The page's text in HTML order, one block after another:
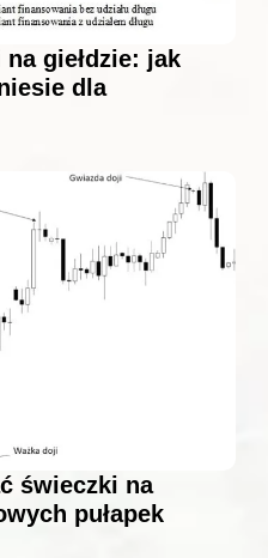
giełdzie: jak
dla
świeczki na
pułapek